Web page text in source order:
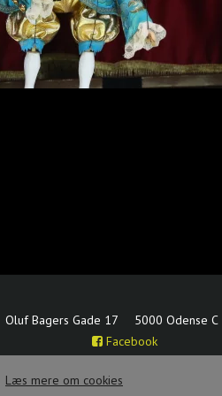
Læs mere om cookies
Oluf Bagers Gade 17 5000 Odense C
Facebook